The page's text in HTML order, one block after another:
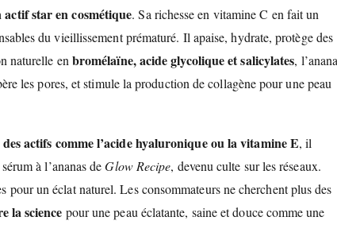
actif star en cosmétique. Sa richesse en vitamine C en fait un
du vieillissement prématuré. Il apaise, hydrate, protège des
naturelle en bromélaïne, acide glycolique et salicylates,
les pores, et stimule la production de collagène pour une peau
des actifs comme l’acide hyaluronique ou la vitamine E, il
à l’ananas deGlow Recipe, devenu culte sur les réseaux.
un éclat naturel. Les consommateurs ne cherchent plus des
la science pour une peau éclatante, saine et douce comme une